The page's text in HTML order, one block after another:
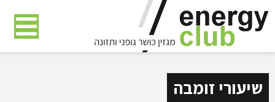
דלג
לתוכן
שיעורי זומבה